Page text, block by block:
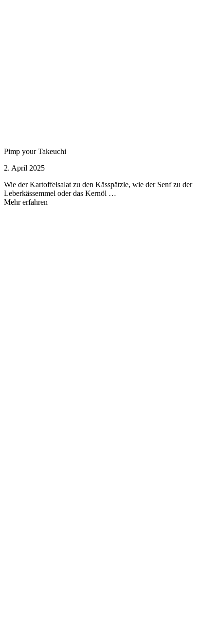
Pimp your Takeuchi
2. April 2025
Wie der Kartoffelsalat zu den Kässpätzle, wie der Senf zu der
Leberkässemmel oder das Kernöl …
Mehr erfahren